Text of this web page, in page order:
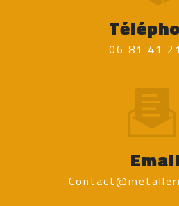
06 81 41
Email